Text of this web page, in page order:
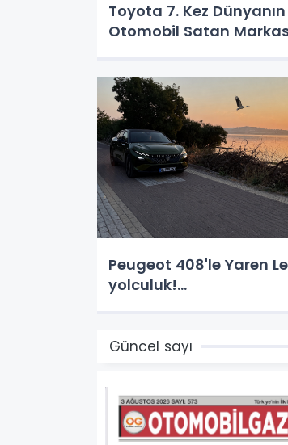
Toyota 7. Kez
Otomobil Satan
Peugeot 408'le Yaren
yolculuk!...
Güncel sayı